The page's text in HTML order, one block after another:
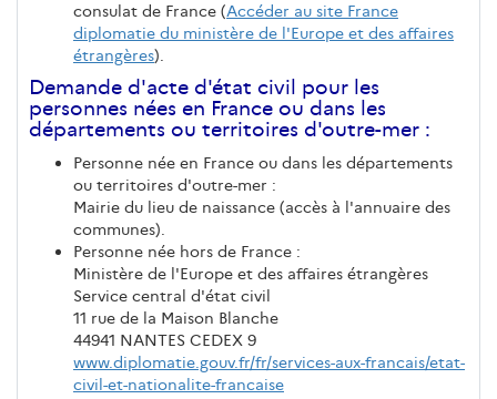
consulat de France (Accéder au site France
diplomatie du ministère de l'Europe et des affaires
étrangères).
Demande d'acte d'état civil pour les
personnes nées en France ou dans les
départements ou territoires d'outre-mer :
Personne née en France ou dans les départements
ou territoires d'outre-mer :
Mairie du lieu de naissance (accès à l'annuaire des
communes).
Personne née hors de France :
Ministère de l'Europe et des affaires étrangères
Service central d'état civil
11 rue de la Maison Blanche
44941 NANTES CEDEX 9
www.diplomatie.gouv.fr/fr/services-aux-francais/etat-
civil-et-nationalite-francaise